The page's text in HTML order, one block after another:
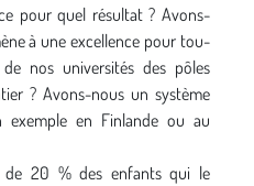
pour quel résultat ? Avons-
à une excellence pour tou-
nos universités des pôles
? Avons-nous un système
exemple en Finlande ou au
de 20 % des enfants qui le